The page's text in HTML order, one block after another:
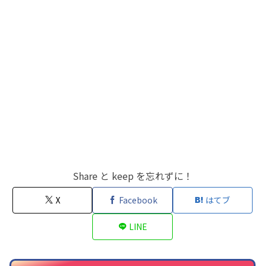
Share と keep を忘れずに！
X Facebook はてブ
LINE